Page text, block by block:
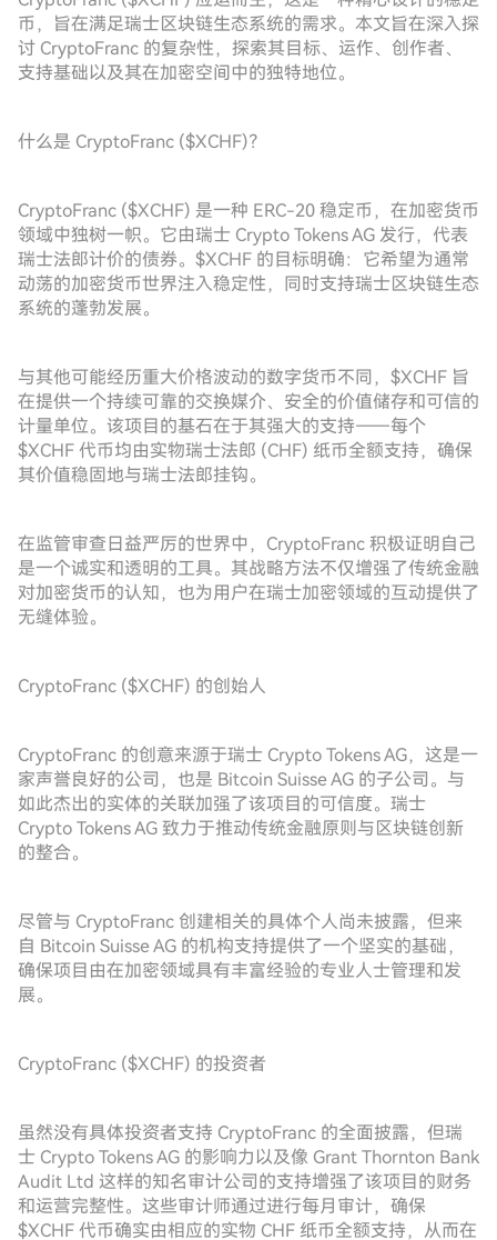
币，旨在满足瑞士区块链生态系统的需求。本文旨在深入探
讨 CryptoFranc 的复杂性，探索其目标、运作、创作者、
支持基础以及其在加密空间中的独特地位。
什么是 CryptoFranc ($XCHF)？
CryptoFranc ($XCHF) 是一种 ERC-20 稳定币，在加密货币
领域中独树一帜。它由瑞士 Crypto Tokens AG 发行，代表
瑞士法郎计价的债券。$XCHF 的目标明确：它希望为通常
动荡的加密货币世界注入稳定性，同时支持瑞士区块链生态
系统的蓬勃发展。
与其他可能经历重大价格波动的数字货币不同，$XCHF 旨
在提供一个持续可靠的交换媒介、安全的价值储存和可信的
计量单位。该项目的基石在于其强大的支持——每个
$XCHF 代币均由实物瑞士法郎 (CHF) 纸币全额支持，确保
其价值稳固地与瑞士法郎挂钩。
在监管审查日益严厉的世界中，CryptoFranc 积极证明自己
是一个诚实和透明的工具。其战略方法不仅增强了传统金融
对加密货币的认知，也为用户在瑞士加密领域的互动提供了
无缝体验。
CryptoFranc ($XCHF) 的创始人
CryptoFranc 的创意来源于瑞士 Crypto Tokens AG，这是一
家声誉良好的公司，也是 Bitcoin Suisse AG 的子公司。与
如此杰出的实体的关联加强了该项目的可信度。瑞士
Crypto Tokens AG 致力于推动传统金融原则与区块链创新
的整合。
尽管与 CryptoFranc 创建相关的具体个人尚未披露，但来
自 Bitcoin Suisse AG 的机构支持提供了一个坚实的基础，
确保项目由在加密领域具有丰富经验的专业人士管理和发
展。
CryptoFranc ($XCHF) 的投资者
虽然没有具体投资者支持 CryptoFranc 的全面披露，但瑞
士 Crypto Tokens AG 的影响力以及像 Grant Thornton Bank
Audit Ltd 这样的知名审计公司的支持增强了该项目的财务
和运营完整性。这些审计师通过进行每月审计，确保
$XCHF 代币确实由相应的实物 CHF 纸币全额支持，从而在